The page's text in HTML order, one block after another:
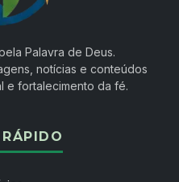
Palavra de Deus.
notícias e conteúdos
e fortalecimento da fé.